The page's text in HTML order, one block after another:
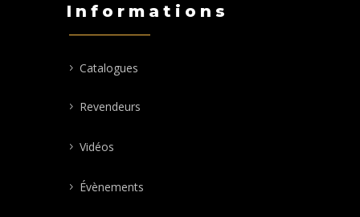
Informations
Catalogues
Revendeurs
Vidéos
Évènements